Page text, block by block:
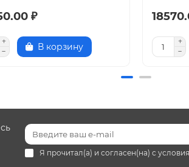
₽
В корзину
Я прочитал(а) и согласен(на) с